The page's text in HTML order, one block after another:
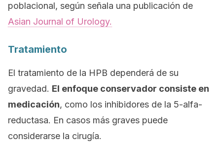
poblacional, según señala una publicación de
Asian Journal of Urology.
Tratamiento
El tratamiento de la HPB dependerá de su
gravedad. El enfoque conservador consiste en
medicación, como los inhibidores de la 5-alfa-
reductasa. En casos más graves puede
considerarse la cirugía.